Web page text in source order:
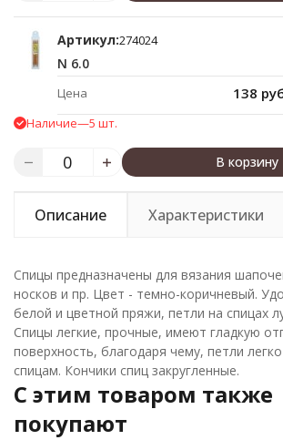
Артикул:274024
N 6.0
Цена 138
Наличие—5 шт.
В корзину
Описание Характеристики
Спицы предназначены для вязания
носков и пр. Цвет - темно-коричневый.
белой и цветной пряжи, петли на спицах
Спицы легкие, прочные, имеют гладкую
поверхность, благодаря чему, петли
спицам. Кончики спиц закругленные.
C этим товаром также
покупают